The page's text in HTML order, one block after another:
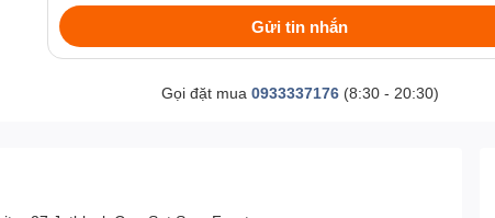
Gửi tin nhắn
Gọi đặt mua 0933337176(8:30 - 20:30)